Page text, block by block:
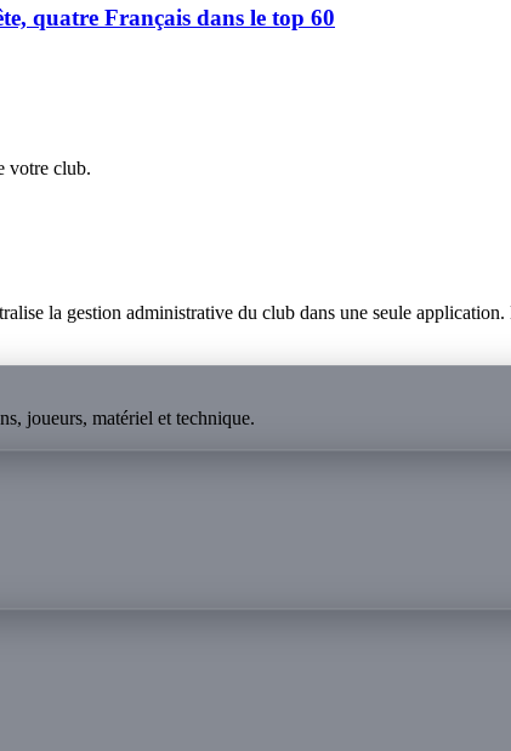
quatre Français dans le top 60
votre club.
la gestion administrative du club dans une seule
joueurs, matériel et technique.